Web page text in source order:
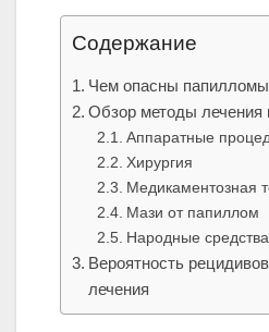
Содержание
Чем опасны папилломы
Обзор методы лечения
Аппаратные
Хирургия
Медикаментозная
Мази от папиллом
Народные средства
Вероятность
лечения